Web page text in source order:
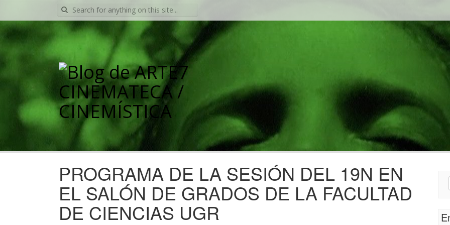
Search
PROGRAMA DE LA SESIÓN DEL 19N EN
EL SALÓN DE GRADOS DE LA FACULTAD
DE CIENCIAS UGR